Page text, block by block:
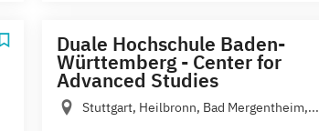
Duale Hochschule Baden-
Württemberg - Center for
Advanced Studies
Stuttgart, Heilbronn, Bad Mergentheim,...